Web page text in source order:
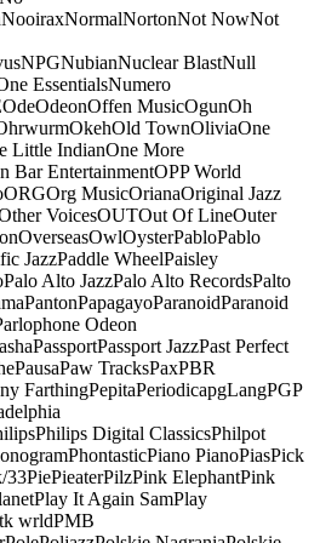
NooiraxNormalNortonNot NowNot
NPGNubianNuclear BlastNull
EssentialsNumero
OdeOdeonOffen MusicOgunOh
OkehOld TownOliviaOne
Little IndianOne More
Bar EntertainmentOPP World
ORGOrg MusicOrianaOriginal Jazz
VoicesOUTOut Of LineOuter
OverseasOwlOysterPabloPablo
JazzPaddle WheelPaisley
Palo Alto JazzPalo Alto RecordsPalto
PantonPapagayoParanoidParanoid
Odeon
PassportPassport JazzPast Perfect
PausaPaw TracksPaxPBR
FarthingPepitaPeriodicapgLangPGP
Philips Digital ClassicsPhilpot
PhontasticPiano PianoPiasPick
33PiePieaterPilzPink ElephantPink
Play It Again SamPlay
wrldPMB